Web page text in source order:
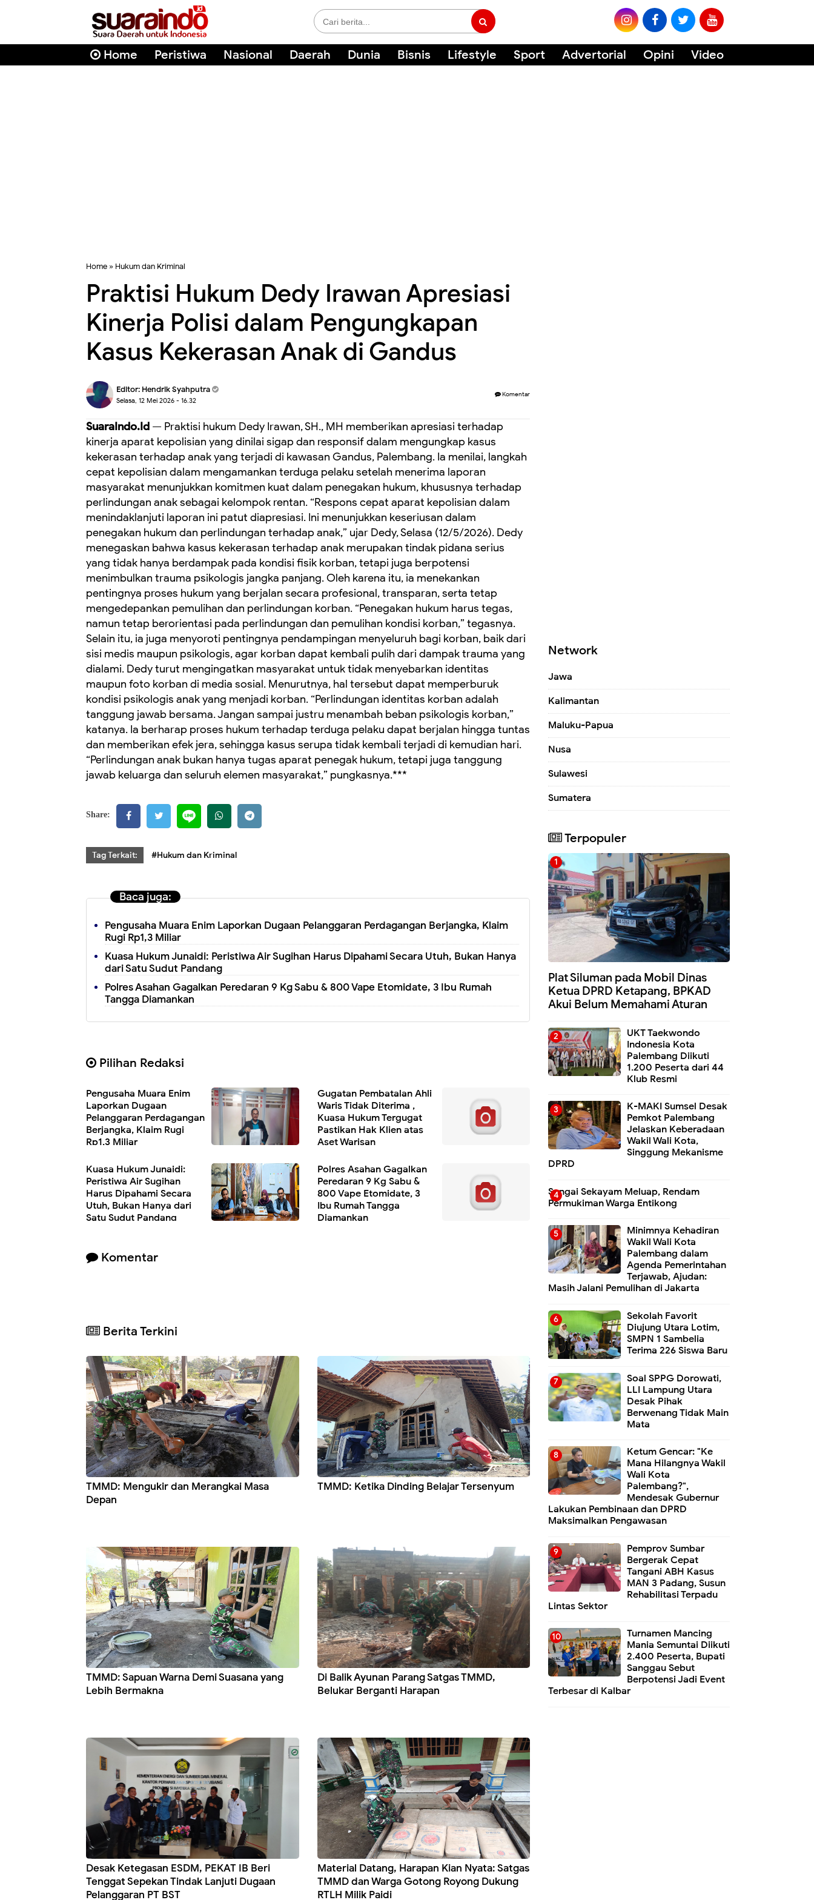
Home Peristiwa Nasional Daerah Dunia Bisnis Lifestyle Sport Advertorial Opini Video
Home » Hukum dan Kriminal
Praktisi Hukum Dedy Irawan Apresiasi
Kinerja Polisi dalam Pengungkapan
Kasus Kekerasan Anak di Gandus
Editor: Hendrik Syahputra
Selasa, 12 Mei 2026 - 16.32
Komentar
SuaraIndo.Id — Praktisi hukum Dedy Irawan, SH., MH memberikan apresiasi terhadap
kinerja aparat kepolisian yang dinilai sigap dan responsif dalam mengungkap kasus
kekerasan terhadap anak yang terjadi di kawasan Gandus, Palembang. Ia menilai, langkah
cepat kepolisian dalam mengamankan terduga pelaku setelah menerima laporan
masyarakat menunjukkan komitmen kuat dalam penegakan hukum, khususnya terhadap
perlindungan anak sebagai kelompok rentan. “Respons cepat aparat kepolisian dalam
menindaklanjuti laporan ini patut diapresiasi. Ini menunjukkan keseriusan dalam
penegakan hukum dan perlindungan terhadap anak,” ujar Dedy, Selasa (12/5/2026). Dedy
menegaskan bahwa kasus kekerasan terhadap anak merupakan tindak pidana serius
yang tidak hanya berdampak pada kondisi fisik korban, tetapi juga berpotensi
menimbulkan trauma psikologis jangka panjang. Oleh karena itu, ia menekankan
pentingnya proses hukum yang berjalan secara profesional, transparan, serta tetap
mengedepankan pemulihan dan perlindungan korban. “Penegakan hukum harus tegas,
namun tetap berorientasi pada perlindungan dan pemulihan kondisi korban,” tegasnya.
Selain itu, ia juga menyoroti pentingnya pendampingan menyeluruh bagi korban, baik dari
sisi medis maupun psikologis, agar korban dapat kembali pulih dari dampak trauma yang
dialami. Dedy turut mengingatkan masyarakat untuk tidak menyebarkan identitas
maupun foto korban di media sosial. Menurutnya, hal tersebut dapat memperburuk
kondisi psikologis anak yang menjadi korban. “Perlindungan identitas korban adalah
tanggung jawab bersama. Jangan sampai justru menambah beban psikologis korban,”
katanya. Ia berharap proses hukum terhadap terduga pelaku dapat berjalan hingga tuntas
dan memberikan efek jera, sehingga kasus serupa tidak kembali terjadi di kemudian hari.
“Perlindungan anak bukan hanya tugas aparat penegak hukum, tetapi juga tanggung
jawab keluarga dan seluruh elemen masyarakat,” pungkasnya.***
Share:
Tag Terkait: #Hukum dan Kriminal
Baca juga:
Pengusaha Muara Enim Laporkan Dugaan Pelanggaran Perdagangan Berjangka, Klaim
Rugi Rp1,3 Miliar
Kuasa Hukum Junaidi: Peristiwa Air Sugihan Harus Dipahami Secara Utuh, Bukan Hanya
dari Satu Sudut Pandang
Polres Asahan Gagalkan Peredaran 9 Kg Sabu & 800 Vape Etomidate, 3 Ibu Rumah
Tangga Diamankan
Pilihan Redaksi
Pengusaha Muara Enim
Laporkan Dugaan
Pelanggaran Perdagangan
Berjangka, Klaim Rugi
Rp1,3 Miliar
Gugatan Pembatalan Ahli
Waris Tidak Diterima ,
Kuasa Hukum Tergugat
Pastikan Hak Klien atas
Aset Warisan
Kuasa Hukum Junaidi:
Peristiwa Air Sugihan
Harus Dipahami Secara
Utuh, Bukan Hanya dari
Satu Sudut Pandang
Polres Asahan Gagalkan
Peredaran 9 Kg Sabu &
800 Vape Etomidate, 3
Ibu Rumah Tangga
Diamankan
Komentar
Berita Terkini
TMMD: Mengukir dan Merangkai Masa
Depan
TMMD: Ketika Dinding Belajar Tersenyum
TMMD: Sapuan Warna Demi Suasana yang
Lebih Bermakna
Di Balik Ayunan Parang Satgas TMMD,
Belukar Berganti Harapan
Desak Ketegasan ESDM, PEKAT IB Beri
Tenggat Sepekan Tindak Lanjuti Dugaan
Pelanggaran PT BST
Material Datang, Harapan Kian Nyata: Satgas
TMMD dan Warga Gotong Royong Dukung
RTLH Milik Paidi
Network
Jawa
Kalimantan
Maluku-Papua
Nusa
Sulawesi
Sumatera
Terpopuler
Plat Siluman pada Mobil Dinas
Ketua DPRD Ketapang, BPKAD
Akui Belum Memahami Aturan
UKT Taekwondo
Indonesia Kota
Palembang Diikuti
1.200 Peserta dari 44
Klub Resmi
K-MAKI Sumsel Desak
Pemkot Palembang
Jelaskan Keberadaan
Wakil Wali Kota,
Singgung Mekanisme
DPRD
Sungai Sekayam Meluap, Rendam
Permukiman Warga Entikong
Minimnya Kehadiran
Wakil Wali Kota
Palembang dalam
Agenda Pemerintahan
Terjawab, Ajudan:
Masih Jalani Pemulihan di Jakarta
Sekolah Favorit
Diujung Utara Lotim,
SMPN 1 Sambelia
Terima 226 Siswa Baru ‎
Soal SPPG Dorowati,
LLI Lampung Utara
Desak Pihak
Berwenang Tidak Main
Mata
Ketum Gencar: "Ke
Mana Hilangnya Wakil
Wali Kota
Palembang?",
Mendesak Gubernur
Lakukan Pembinaan dan DPRD
Maksimalkan Pengawasan
Pemprov Sumbar
Bergerak Cepat
Tangani ABH Kasus
MAN 3 Padang, Susun
Rehabilitasi Terpadu
Lintas Sektor
Turnamen Mancing
Mania Semuntai Diikuti
2.400 Peserta, Bupati
Sanggau Sebut
Berpotensi Jadi Event
Terbesar di Kalbar